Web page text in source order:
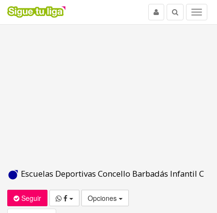
Menu
Buscar
Usuario
Escuelas Deportivas Concello Barbadás Infantil C
Seguir Opciones